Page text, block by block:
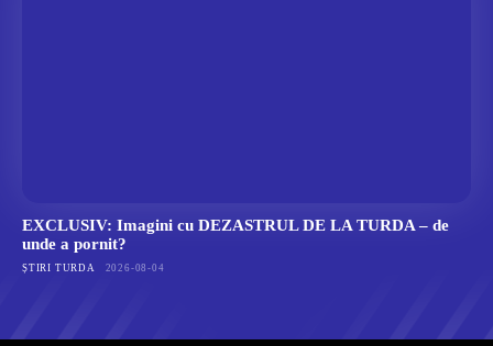
EXCLUSIV: Imagini cu DEZASTRUL DE LA TURDA – de
unde a pornit?
ȘTIRI TURDA 2026-08-04